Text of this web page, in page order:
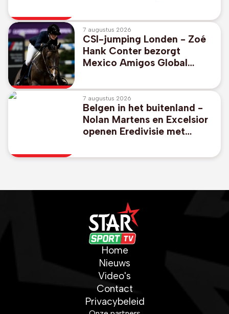
7 augustus 2026
CSI-jumping Londen - Zoé
Hank Conter bezorgt
Mexico Amigos Global
overwinning in Londen
7 augustus 2026
Belgen in het buitenland -
Nolan Martens en Excelsior
openen Eredivisie met
promovendus Cambuur
Home
Nieuws
Video's
Contact
Privacybeleid